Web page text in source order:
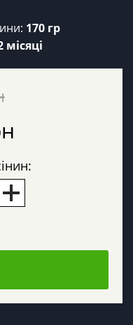
170 гр
місяці